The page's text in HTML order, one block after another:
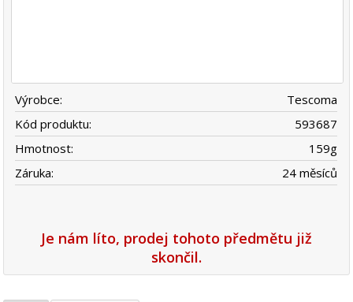
Výrobce:
Tescoma
Kód produktu:
593687
Hmotnost:
159g
Záruka:
24 měsíců
Je nám líto, prodej tohoto předmětu již
skončil.